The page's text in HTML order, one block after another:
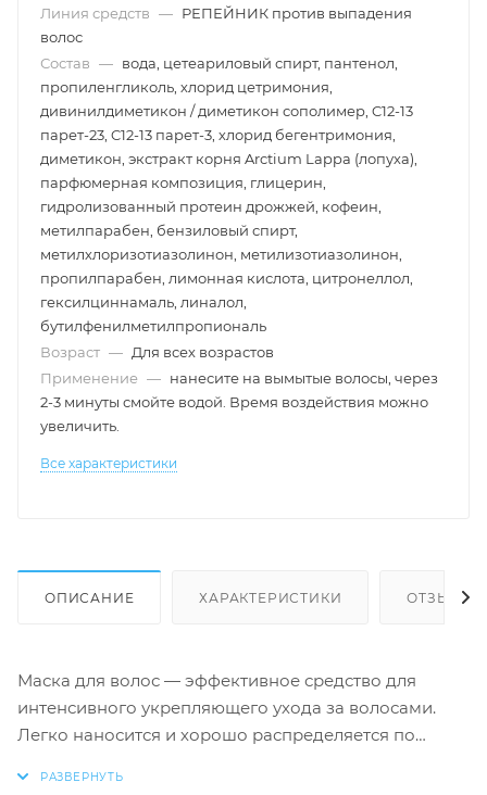
Линия средств — РЕПЕЙНИК против выпадения
волос
Состав — вода, цетеариловый спирт, пантенол,
пропиленгликоль, хлорид цетримония,
дивинилдиметикон / диметикон сополимер, C12-13
парет-23, C12-13 парет-3, хлорид бегентримония,
диметикон, экстракт корня Arctium Lappa (лопуха),
парфюмерная композиция, глицерин,
гидролизованный протеин дрожжей, кофеин,
метилпарабен, бензиловый спирт,
метилхлоризотиазолинон, метилизотиазолинон,
пропилпарабен, лимонная кислота, цитронеллол,
гексилциннамаль, линалол,
бутилфенилметилпропиональ
Возраст — Для всех возрастов
Применение — нанесите на вымытые волосы, через
2-3 минуты смойте водой. Время воздействия можно
увеличить.
Все характеристики
ОПИСАНИЕ ХАРАКТЕРИСТИКИ ОТЗЫВЫ
Маска для волос — эффективное средство для
интенсивного укрепляющего ухода за волосами.
Легко наносится и хорошо распределяется по